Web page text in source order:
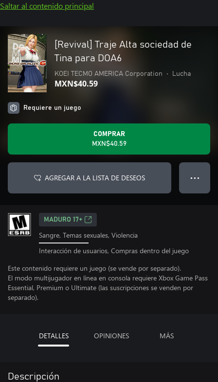
Saltar al contenido principal
[Revival] Traje Alta sociedad de
Tina para DOA6
KOEI TECMO AMERICA Corporation • Lucha
MXN$40.59
Requiere un juego
COMPRAR
MXN$40.59
AGREGAR A LA LISTA DE DESEOS ● ● ●
MADURO 17+
Sangre, Temas sexuales, Violencia
Interacción de usuarios, Compras dentro del juego
Este contenido requiere un juego (se vende por separado).
El modo multijugador en línea en consola requiere Xbox Game Pass
Essential, Premium o Ultimate (las suscripciones se venden por
separado).
DETALLES OPINIONES MÁS
Descripción